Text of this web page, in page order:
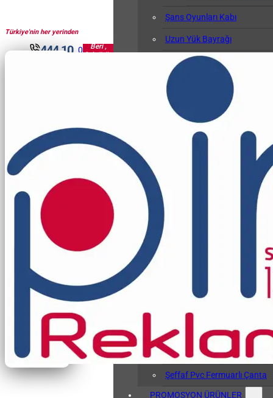
Türkiye'nin her yerinden
444 10 0
Beri ,
Sektörün
Şans Oyunları Kabı
Uzun Yük Bayrağı
Klasör
Okul Albümü
Öğretmen Not Defteri Kabı
Biala
Gemi Bağlama Kütüğü Kabı
Hasta Bileklikleri
Pvc Sözlük Kabı
Şeffaf Pvc Kart Kılıfı
Şeffaf Pvc Fermuarlı Çanta
PROMOSYON ÜRÜNLER